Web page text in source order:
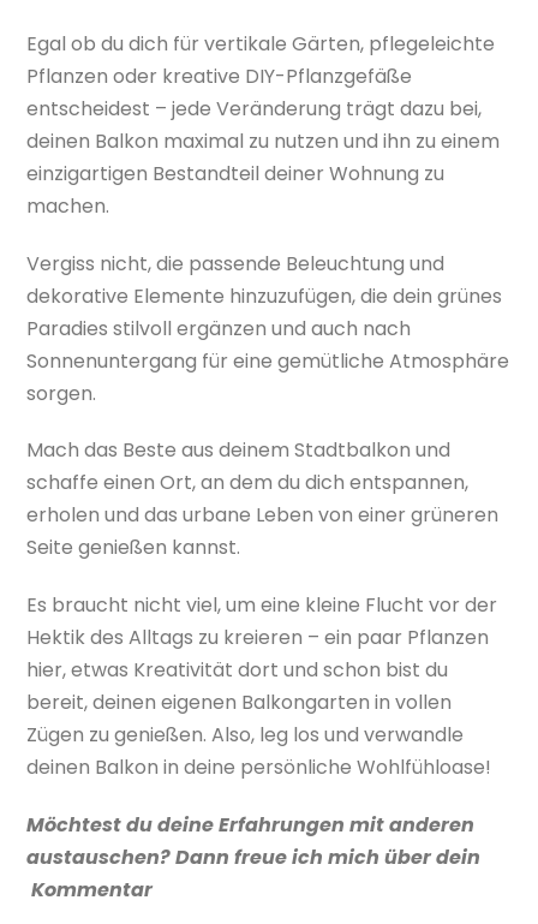
Egal ob du dich für vertikale Gärten, pflegeleichte
Pflanzen oder kreative DIY-Pflanzgefäße
entscheidest – jede Veränderung trägt dazu bei,
deinen Balkon maximal zu nutzen und ihn zu einem
einzigartigen Bestandteil deiner Wohnung zu
machen.
Vergiss nicht, die passende Beleuchtung und
dekorative Elemente hinzuzufügen, die dein grünes
Paradies stilvoll ergänzen und auch nach
Sonnenuntergang für eine gemütliche Atmosphäre
sorgen.
Mach das Beste aus deinem Stadtbalkon und
schaffe einen Ort, an dem du dich entspannen,
erholen und das urbane Leben von einer grüneren
Seite genießen kannst.
Es braucht nicht viel, um eine kleine Flucht vor der
Hektik des Alltags zu kreieren – ein paar Pflanzen
hier, etwas Kreativität dort und schon bist du
bereit, deinen eigenen Balkongarten in vollen
Zügen zu genießen. Also, leg los und verwandle
deinen Balkon in deine persönliche Wohlfühloase!
Möchtest du deine Erfahrungen mit anderen
austauschen? Dann freue ich mich über dein
Kommentar